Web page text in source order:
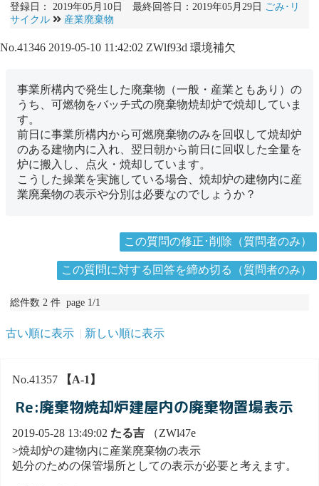
登録日： 2019年05月10日 最終回答日：2019年05月29日 ごみ･リ
サイクル
産業廃棄物
No.41346 2019-05-10 11:42:02 ZWlf93d 環境補欠
事業所構内で発生した廃棄物（一般・産業ともあり）の
うち、可燃物をバッチ式の廃棄物焼却炉で焼却していま
す。
前日に事業所構内から可燃廃棄物のみを回収して焼却炉
のある建物内に入れ、翌日朝から前日に回収した全量を
炉に搬入し、点火・焼却しています。
こうした操業を実施している場合、焼却炉の建物内に産
業廃棄物の表示や分別は必要なのでしょうか？
この質問の修正･削除（質問者のみ）
この質問に対する回答を締め切る（質問者のみ）
総件数 2 件 page 1/1
古い順に表示 新しい順に表示
No.41357 【A-1】
Re:廃棄物焼却炉建屋内の廃棄物置場表示
2019-05-28 13:49:02 たる吉 （ZWl47e
>焼却炉の建物内に産業廃棄物の表示
処分のための保管場所としての表示が必要と考えます。